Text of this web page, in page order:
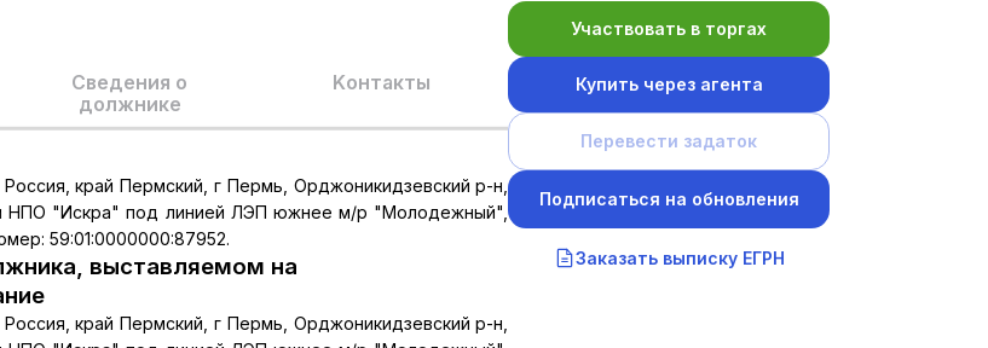
Сведения о
должнике
Kонтакты
край Пермский, г Пермь, Орджоникидзевский р-н,
НПО "Искра" под линией ЛЭП южнее м/р "Молодежный",
59:01:0000000:87952.
выставляемом на
край Пермский, г Пермь, Орджоникидзевский р-н,
Участвовать в торгах
Купить через агента
Перевести задаток
Подписаться на обновления
Заказать выписку ЕГРН